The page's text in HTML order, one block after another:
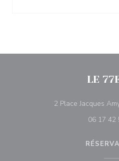
LE
2 Place Jacques
06 17 42